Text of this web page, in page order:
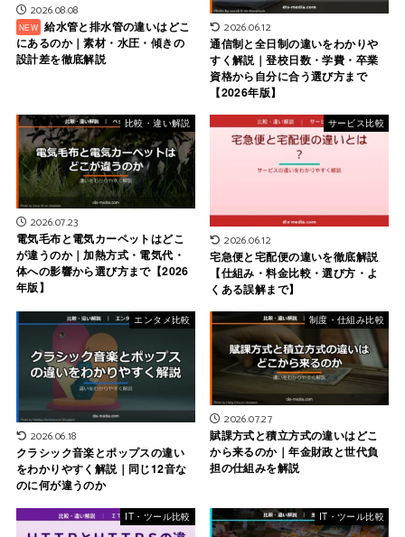
2026.08.08
給水管と排水管の違いはどこ
にあるのか｜素材・水圧・傾きの
設計差を徹底解説
2026.06.12
通信制と全日制の違いをわかりや
すく解説｜登校日数・学費・卒業
資格から自分に合う選び方まで
【2026年版】
比較・違い解説
2026.07.23
電気毛布と電気カーペットはどこ
が違うのか｜加熱方式・電気代・
体への影響から選び方まで【2026
年版】
サービス比較
2026.06.12
宅急便と宅配便の違いを徹底解説
【仕組み・料金比較・選び方・よ
くある誤解まで】
エンタメ比較
2026.06.18
クラシック音楽とポップスの違い
をわかりやすく解説｜同じ12音な
のに何が違うのか
制度・仕組み比較
2026.07.27
賦課方式と積立方式の違いはどこ
から来るのか｜年金財政と世代負
担の仕組みを解説
IT・ツール比較 IT・ツール比較